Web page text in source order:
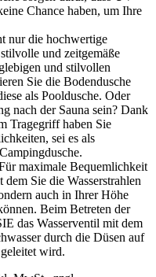
Chance haben, um Ihre
die hochwertige
und zeitgemäße
und stilvollen
Sie die Bodendusche
als Pooldusche. Oder
nach der Sauna sein? Dank
Tragegriff haben Sie
sei es als
Bequemlichkeit
Sie die Wasserstrahlen
auch in Ihrer Höhe
Beim Betreten der
das Wasserventil mit dem
durch die Düsen auf
wird.